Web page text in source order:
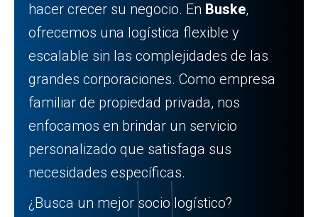
hacer crecer su negocio. En Buske,
ofrecemos una logística flexible y
escalable sin las complejidades de las
grandes corporaciones. Como empresa
familiar de propiedad privada, nos
enfocamos en brindar un servicio
personalizado que satisfaga sus
necesidades específicas.
¿Busca un mejor socio logístico?